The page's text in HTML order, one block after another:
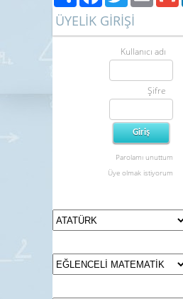
ÜYELİK GİRİŞİ
Kullanıcı adı
Şifre
Parolamı unuttum
Üye olmak istiyorum